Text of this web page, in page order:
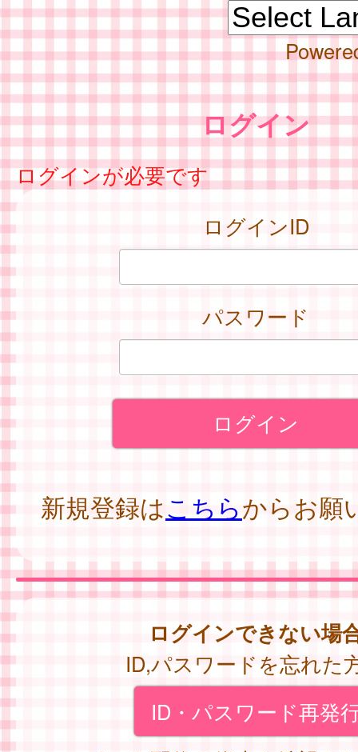
ログイン
ログインが必要です
ログインID
パスワード
新規登録はこちらからお願
ログインできない場
ID,パスワードを忘れた
ID・パスワード再発